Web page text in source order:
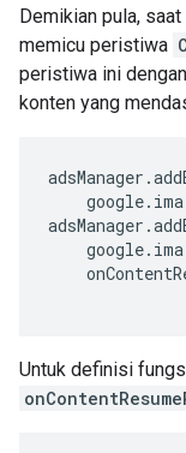
Demikian pula,
memicu peristiwa
peristiwa ini
konten yang
adsManager .
google. ima
adsManager .
google. ima
Untuk definisi